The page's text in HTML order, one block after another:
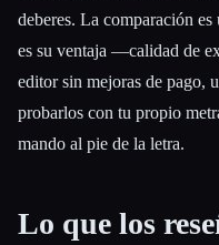
deberes. La comparación
es su ventaja —calidad de
editor sin mejoras de pago,
probarlos con tu propio
mando al pie de la letra.
Lo que los